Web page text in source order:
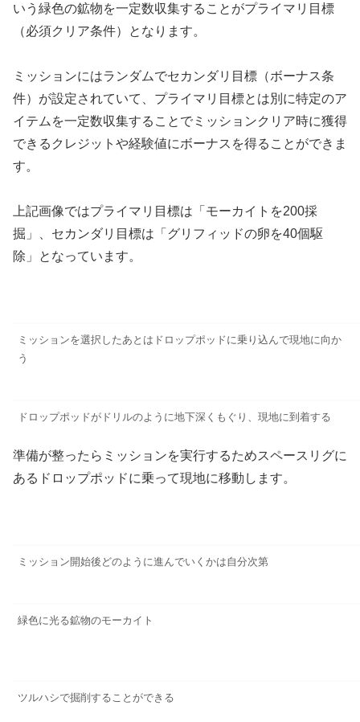
いう緑色の鉱物を一定数収集することがプライマリ目標
（必須クリア条件）となります。
ミッションにはランダムでセカンダリ目標（ボーナス条
件）が設定されていて、プライマリ目標とは別に特定のア
イテムを一定数収集することでミッションクリア時に獲得
できるクレジットや経験値にボーナスを得ることができま
す。
上記画像ではプライマリ目標は「モーカイトを200採
掘」、セカンダリ目標は「グリフィッドの卵を40個駆
除」となっています。
ミッションを選択したあとはドロップポッドに乗り込んで現地に向か
う
ドロップポッドがドリルのように地下深くもぐり、現地に到着する
準備が整ったらミッションを実行するためスペースリグに
あるドロップポッドに乗って現地に移動します。
ミッション開始後どのように進んでいくかは自分次第
緑色に光る鉱物のモーカイト
ツルハシで掘削することができる